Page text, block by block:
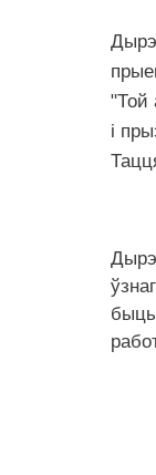
"Той
і